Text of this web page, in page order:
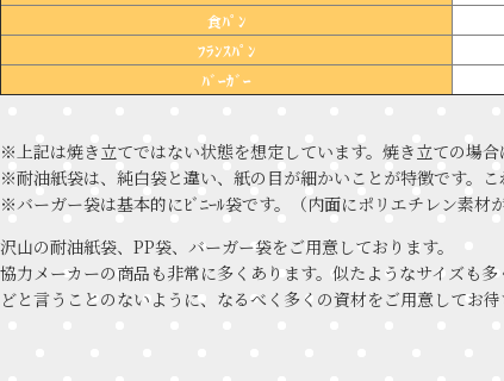
食ﾊﾟﾝ
ﾌﾗﾝｽﾊﾟﾝ
ﾊﾞｰｶﾞｰ
※上記は焼き立てではない状態を想定しています。焼き立ての場
※耐油紙袋は、純白袋と違い、紙の目が細かいことが特徴です。こ
※バーガー袋は基本的にﾋﾞﾆｰﾙ袋です。（内面にポリエチレン素材
沢山の耐油紙袋、PP袋、バーガー袋をご用意しております。
協力メーカーの商品も非常に多くあります。似たようなサイズも
どと言うことのないように、なるべく多くの資材をご用意してお待